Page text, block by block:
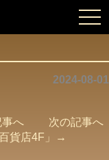
2024-08-01
事へ 次の記事へ
貨店4F 」→